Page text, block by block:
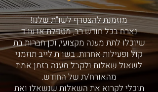
מוזמנת להצטרף לשו"ת שלנו!
נארח בכל חודש רב, מטפלת או עו"ד
שיוכלו לתת מענה מקצועי, וכן חברות בת
קול ופעילות אחרות. בשו"ת לייב תוזמני
לשאול שאלות ולקבל מענה בזמן אמת
מהאורח/ת של החודש.
תוכלי לקרוא את השאלות שנשאלו ואת